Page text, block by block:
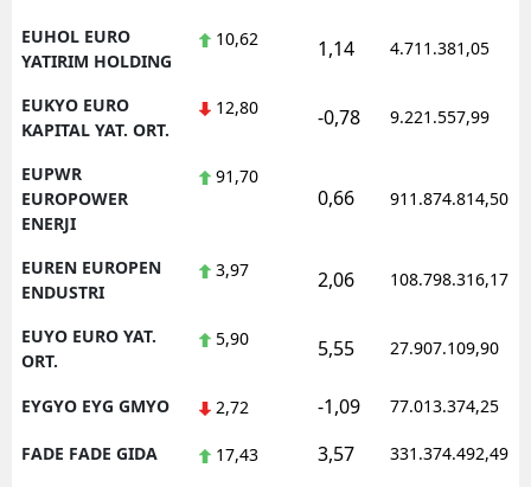
EUHOL EURO
YATIRIM HOLDING
10,62 1,14 4.711.381,05
EUKYO EURO
KAPITAL YAT. ORT.
12,80 -0,78 9.221.557,99
EUPWR
EUROPOWER
ENERJI
91,70
0,66 911.874.814,50
EUREN EUROPEN
ENDUSTRI
3,97 2,06 108.798.316,17
EUYO EURO YAT.
ORT.
5,90 5,55 27.907.109,90
EYGYO EYG GMYO 2,72 -1,09 77.013.374,25
FADE FADE GIDA 17,43 3,57 331.374.492,49